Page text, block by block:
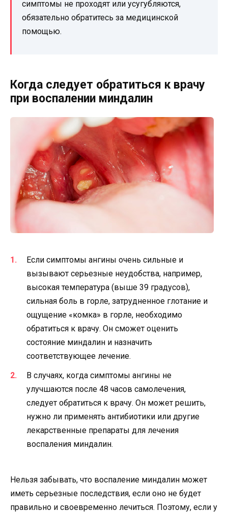
симптомы не проходят или усугубляются,
обязательно обратитесь за медицинской
помощью.
Когда следует обратиться к врачу
при воспалении миндалин
Если симптомы ангины очень сильные и
вызывают серьезные неудобства, например,
высокая температура (выше 39 градусов),
сильная боль в горле, затрудненное глотание и
ощущение «комка» в горле, необходимо
обратиться к врачу. Он сможет оценить
состояние миндалин и назначить
соответствующее лечение.
В случаях, когда симптомы ангины не
улучшаются после 48 часов самолечения,
следует обратиться к врачу. Он может решить,
нужно ли применять антибиотики или другие
лекарственные препараты для лечения
воспаления миндалин.
Нельзя забывать, что воспаление миндалин может
иметь серьезные последствия, если оно не будет
правильно и своевременно лечиться. Поэтому, если у